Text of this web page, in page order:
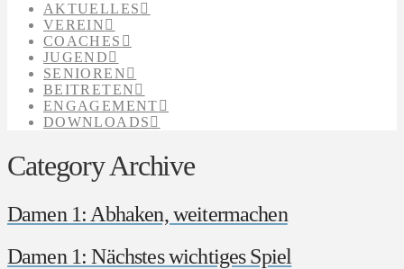
AKTUELLES
VEREIN
COACHES
JUGEND
SENIOREN
BEITRETEN
ENGAGEMENT
DOWNLOADS
Category Archive
Damen 1: Abhaken, weitermachen
Damen 1: Nächstes wichtiges Spiel